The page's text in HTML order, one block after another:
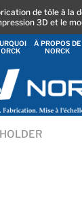
de tôle à la
3D et le
À PROPOS DE
NORCK